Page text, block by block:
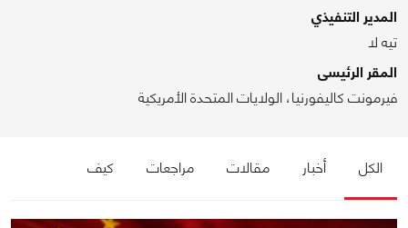
المدير التنفيذي
تيه لا
المقر الرئيسى
فيرمونت كاليفورنيا، الولايات المتحدة الأمريكية
الكل أخبار مقالات مراجعات كيف